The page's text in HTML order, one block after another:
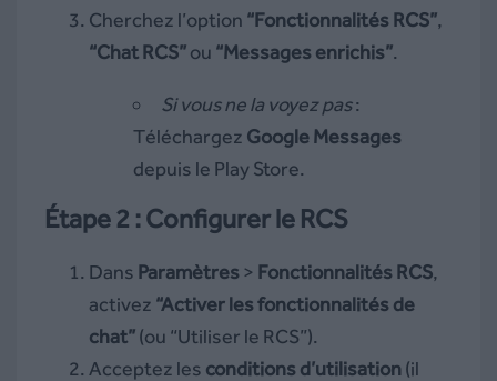
Cherchez l’option “Fonctionnalités RCS”,
“Chat RCS”ou “Messages enrichis”.
Si vous ne la voyez pas:
Téléchargez Google Messages
depuis le Play Store.
Étape 2 : Configurer le RCS
Dans Paramètres> Fonctionnalités RCS,
activez “Activer les fonctionnalités de
chat”(ou “Utiliser le RCS”).
Acceptez les conditions d’utilisation(il